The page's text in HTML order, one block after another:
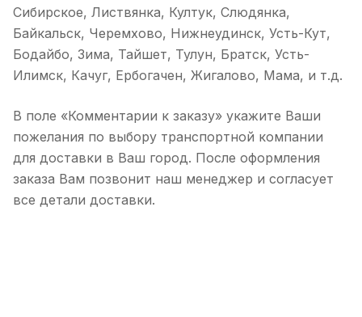
Сибирское, Листвянка, Култук, Слюдянка,
Байкальск, Черемхово, Нижнеудинск, Усть-Кут,
Бодайбо, Зима, Тайшет, Тулун, Братск, Усть-
Илимск, Качуг, Ербогачен, Жигалово, Мама, и т.д.
В поле «Комментарии к заказу» укажите Ваши
пожелания по выбору транспортной компании
для доставки в Ваш город. После оформления
заказа Вам позвонит наш менеджер и согласует
все детали доставки.